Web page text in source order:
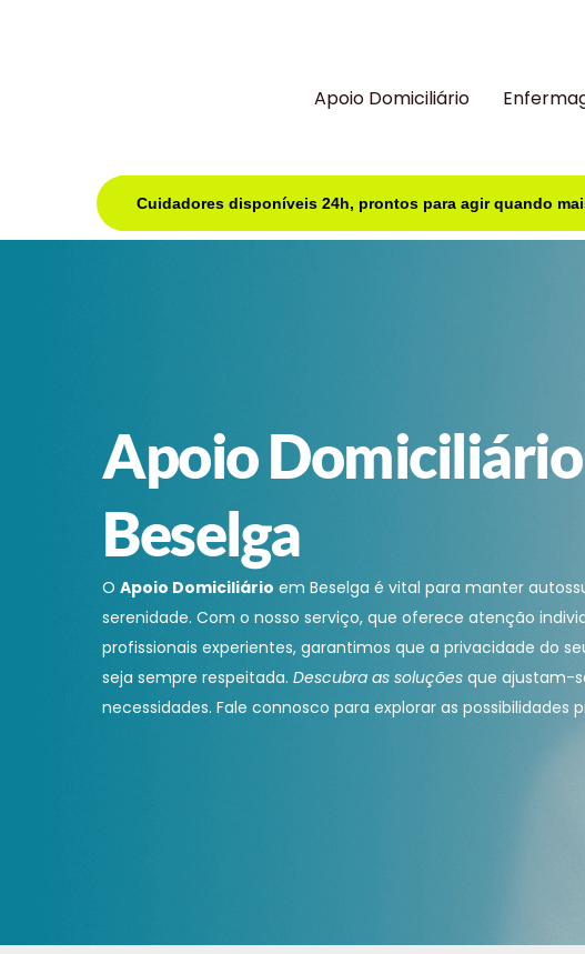
Apoio Domiciliário
Cuidadores disponíveis 24h, prontos para agir quando
Apoio
Beselga
O Apoio Domiciliário em Beselga é vital para manter
serenidade. Com o nosso serviço, que oferece atenção
profissionais experientes, garantimos que a privacidade do
seja sempre respeitada. Descubra as soluções que ajustam-
necessidades. Fale connosco para explorar as possibilidades